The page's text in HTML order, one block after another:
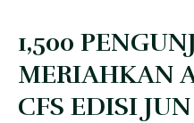
‎1,500
MERIAHKAN
CFS EDISI